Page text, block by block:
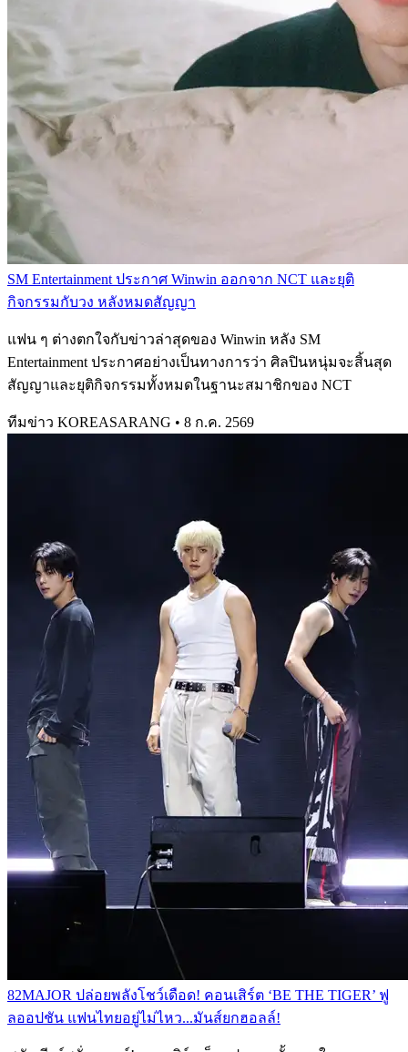
SM Entertainment ประกาศ Winwin ออกจาก NCT และยุติ
กิจกรรมกับวง หลังหมดสัญญา
แฟน ๆ ต่างตกใจกับข่าวล่าสุดของ Winwin หลัง SM
Entertainment ประกาศอย่างเป็นทางการว่า ศิลปินหนุ่มจะสิ้นสุด
สัญญาและยุติกิจกรรมทั้งหมดในฐานะสมาชิกของ NCT
ทีมข่าว KOREASARANG • 8 ก.ค. 2569
82MAJOR ปล่อยพลังโชว์เดือด! คอนเสิร์ต ‘BE THE TIGER’ ฟู
ลออปชัน แฟนไทยอยู่ไม่ไหว...มันส์ยกฮอลล์!